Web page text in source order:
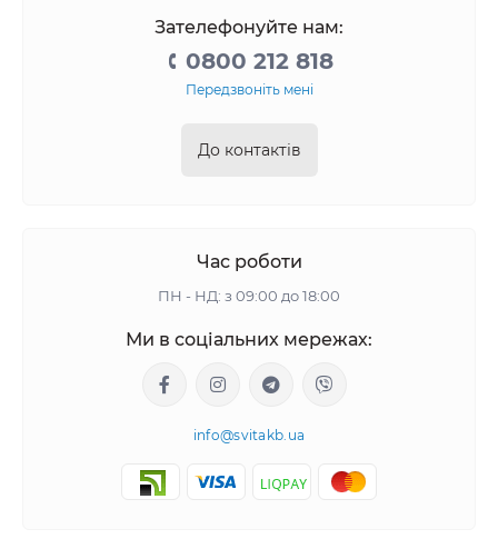
Зателефонуйте нам:
0800 212 818
Передзвоніть мені
До контактів
Час роботи
ПН - НД: з 09:00 до 18:00
Ми в соціальних мережах:
info@svitakb.ua